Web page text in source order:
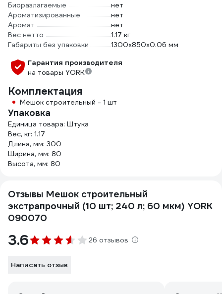
Биоразлагаемые
нет
Ароматизированные
нет
Аромат
нет
Вес нетто
1.17 кг
Габариты без упаковки
1300х850х0.06 мм
Гарантия производителя
на товары YORK
Комплектация
Мешок строительный - 1 шт
Упаковка
Единица товара: Штука
Вес, кг: 1.17
Длина, мм: 300
Ширина, мм: 80
Высота, мм: 80
Отзывы Мешок строительный
экстрапрочный (10 шт; 240 л; 60 мкм) YORK
090070
3.6 26 отзывов
Написать отзыв